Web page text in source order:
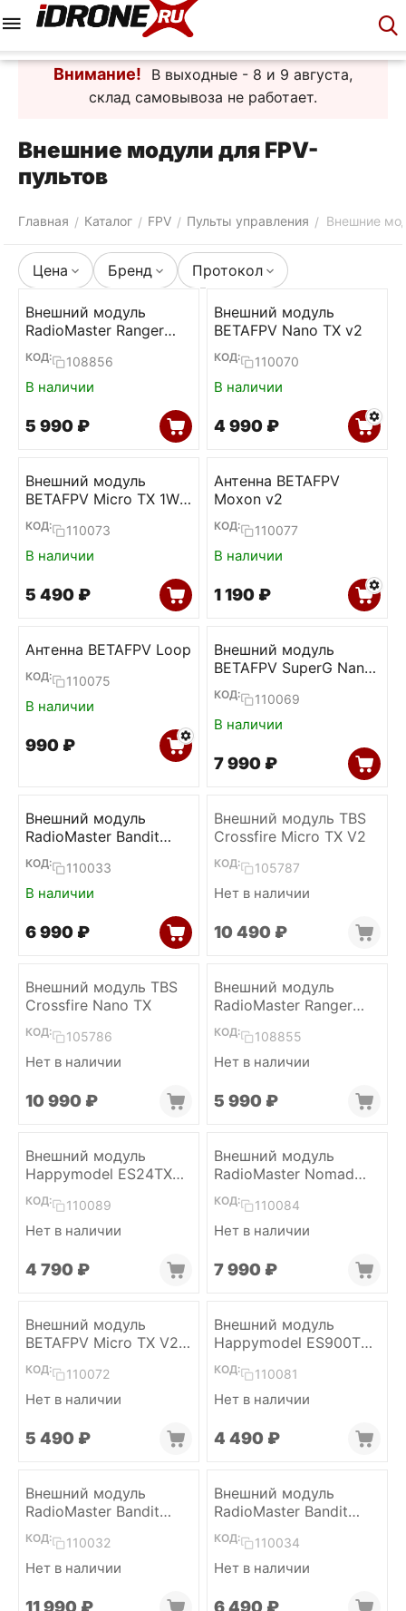
Внимание!
В выходные - 8 и 9 августа,
склад самовывоза не работает.
Внешние модули для FPV-
пультов
Главная / Каталог / FPV / Пульты управления / Внешние
Цена Бренд Протокол
Внешний модуль
RadioMaster Ranger
Nano (ELRS 2.4)
КОД: 108856
В наличии
5 990 ₽
Внешний модуль
BETAFPV Nano TX v2
КОД: 110070
В наличии
4 990 ₽
Внешний модуль
BETAFPV Micro TX 1W
(ELRS 2.4)
КОД: 110073
В наличии
5 490 ₽
Антенна BETAFPV
Moxon v2
КОД: 110077
В наличии
1 190 ₽
Антенна BETAFPV Loop
КОД: 110075
В наличии
‍990‍ ₽
Внешний модуль
BETAFPV SuperG Nano
(ELRS 2.4)
КОД: 110069
В наличии
7 990 ₽
Внешний модуль
RadioMaster Bandit
Micro (ELRS 868/915)
КОД: 110033
В наличии
6 990 ₽
Внешний модуль TBS
Crossfire Micro TX V2
КОД: 105787
Нет в наличии
10 490 ₽
Внешний модуль TBS
Crossfire Nano TX
КОД: 105786
Нет в наличии
10 990 ₽
Внешний модуль
RadioMaster Ranger
Micro ELRS 2.4
КОД: 108855
Нет в наличии
5 990 ₽
Внешний модуль
Happymodel ES24TX
Pro Micro (ELRS 2.4)
КОД: 110089
Нет в наличии
4 790 ₽
Внешний модуль
RadioMaster Nomad
Dual Gemini Xrossband
ELRS 1W
КОД: 110084
Нет в наличии
7 990 ₽
Внешний модуль
BETAFPV Micro TX V2
2W (ELRS 915)
КОД: 110072
Нет в наличии
5 490 ₽
Внешний модуль
Happymodel ES900TX
Micro (ELRS 868/915)
КОД: 110081
Нет в наличии
4 490 ₽
Внешний модуль
RadioMaster Bandit
(ELRS 915)
КОД: 110032
Нет в наличии
11 990 ₽
Внешний модуль
RadioMaster Bandit
Nano (ELRS 915)
КОД: 110034
Нет в наличии
6 490 ₽
Корзина